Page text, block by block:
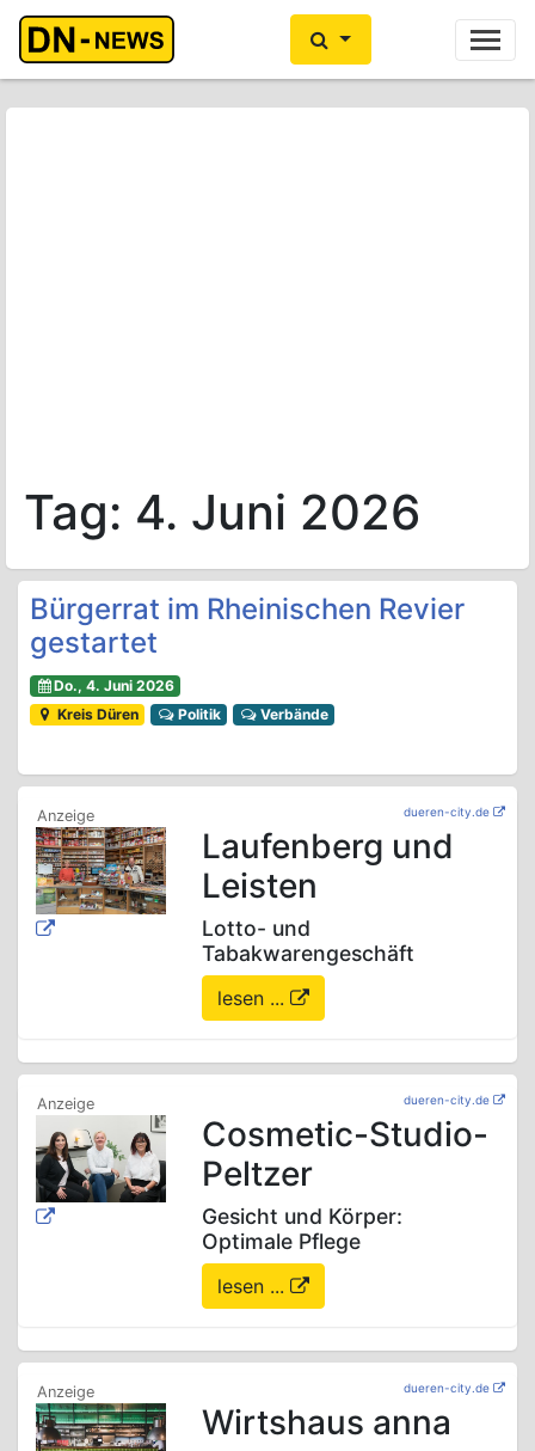
Ihre Anzeige hier? Jetzt informieren
Tag: 4. Juni 2026
Bürgerrat im Rheinischen Revier
gestartet
Do., 4. Juni 2026
Kreis Düren
Politik Verbände
dueren-city.de
Laufenberg und
Leisten
Lotto- und
Tabakwarengeschäft
lesen ...
dueren-city.de
Cosmetic-Studio-
Peltzer
Gesicht und Körper:
Optimale Pflege
lesen ...
dueren-city.de
Wirtshaus anna